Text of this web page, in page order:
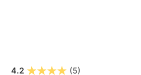
4.2 (5)